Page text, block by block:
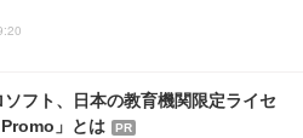
ソフト、日本の教育機関限定ライセ
」とは
PR